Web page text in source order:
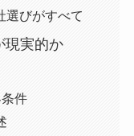
選びがすべて
現実的か
件